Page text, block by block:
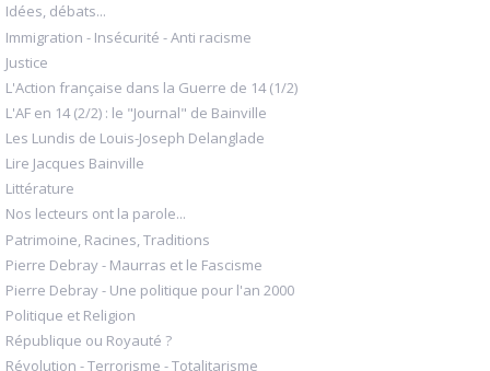
Idées, débats...
Immigration - Insécurité - Anti racisme
Justice
L'Action française dans la Guerre de 14 (1/2)
L'AF en 14 (2/2) : le "Journal" de Bainville
Les Lundis de Louis-Joseph Delanglade
Lire Jacques Bainville
Littérature
Nos lecteurs ont la parole...
Patrimoine, Racines, Traditions
Pierre Debray - Maurras et le Fascisme
Pierre Debray - Une politique pour l'an 2000
Politique et Religion
République ou Royauté ?
Révolution - Terrorisme - Totalitarisme